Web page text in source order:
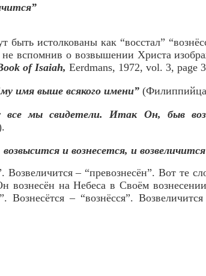
быть истолкованы как “восстал”
не вспомнив о возвышении Христа
of Isaiah, Eerdmans, 1972, vol. 3, page
имя выше всякого имени”
все мы свидетели. Итак Он, быв
и вознесется, и
Возвеличится – “превознесён”. Вот те
вознесён на Небеса в Своём
Вознесётся – “вознёсся”.